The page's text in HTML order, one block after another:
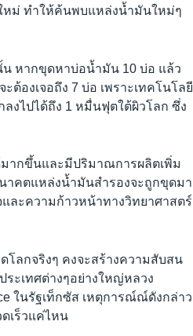
ใหม่ ทำให้ค้นพบแหล่งน้ำมันใหม่ๆ
น หากขุดหาบ่อน้ำมัน 10 บ่อ แล้ว
ต้องเจอถึง 7 บ่อ เพราะเทคโนโลยี
ไปได้ถึง 1 หมื่นฟุตใต้ผิวโลก ซึ่ง
ากขึ้นและมีปริมาณการผลิตเพิ่ม
าคตแหล่งน้ำมันสำรองจะถูกขุดมา
ละความก้าวหน้าทางวิทยาศาสตร์
ลกจริงๆ คงจะสร้างความสับสน
ระเทศต่างๆอย่างใหญ่หลวง
ในรัฐเท็กซัส เหตุการณ์ณ์ดังกล่าว
เร็วแค่ไหน